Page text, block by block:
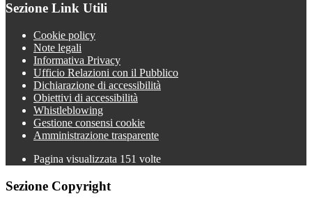
Sezione Link Utili
Cookie policy
Note legali
Informativa Privacy
Ufficio Relazioni con il Pubblico
Dichiarazione di accessibilità
Obiettivi di accessibilità
Whistleblowing
Gestione consensi cookie
Amministrazione trasparente
Pagina visualizzata 151 volte
Sezione Copyright